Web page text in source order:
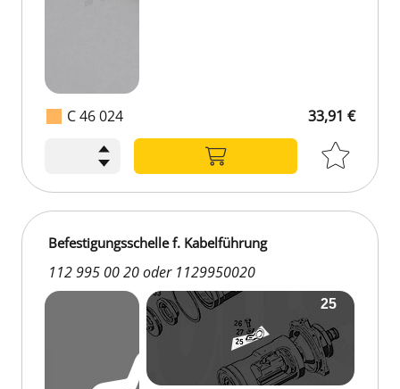
C 46 024 33,91 €
Befestigungsschelle f. Kabelführung
112 995 00 20 oder 1129950020